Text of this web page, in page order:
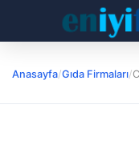
Anasayfa/Gıda Firmaları/